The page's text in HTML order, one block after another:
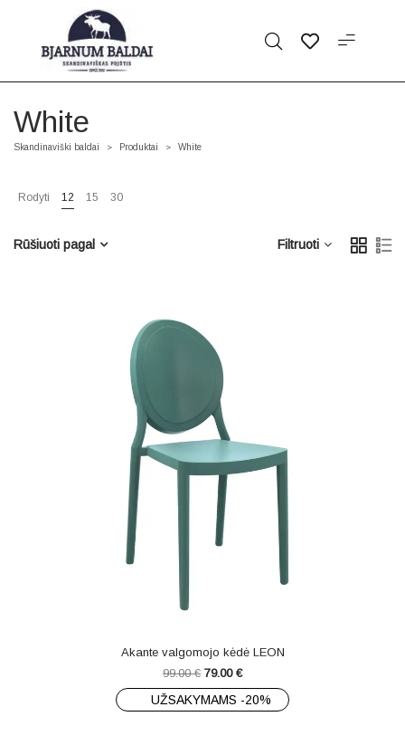
White
Skandinaviški baldai > Produktai > White
Rodyti 12 15 30
Filtruoti
Rūšiuoti pagal
Akante valgomojo kėdė LEON
99.00€ 79.00 €
UŽSAKYMAMS -20%